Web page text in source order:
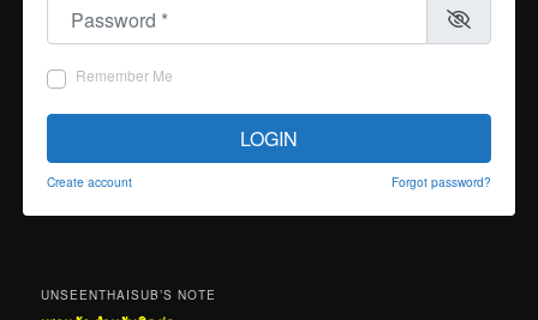
Password
Remember Me
LOGIN
Create account Forgot password?
UNSEENTHAISUB’S NOTE